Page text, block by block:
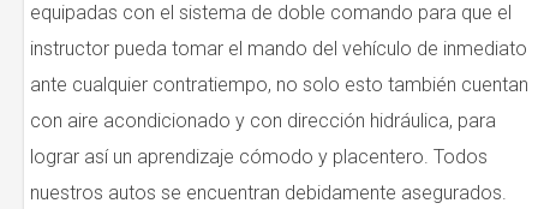
equipadas con el sistema de doble comando para que el
instructor pueda tomar el mando del vehículo de inmediato
ante cualquier contratiempo, no solo esto también cuentan
con aire acondicionado y con dirección hidráulica, para
lograr así un aprendizaje cómodo y placentero. Todos
nuestros autos se encuentran debidamente asegurados.